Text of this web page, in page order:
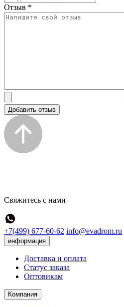
Отзыв *
Добавить отзыв
Свяжитесь с нами
+7(499) 677-60-62 info@evadrom.ru
информация
Доставка и оплата
Статус заказа
Оптовикам
Компания